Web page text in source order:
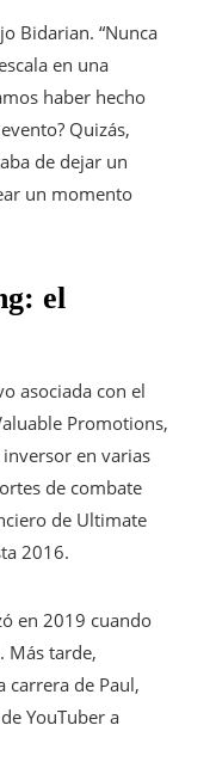
Bidarian. “Nunca
en una
haber hecho
Quizás,
de dejar un
un momento
el
asociada con el
Promotions,
en varias
de combate
de Ultimate
2016.
en 2019 cuando
Más tarde,
carrera de Paul,
YouTuber a